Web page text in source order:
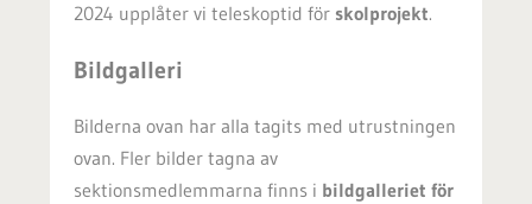
2024 upplåter vi teleskoptid för skolprojekt.
Bildgalleri
Bilderna ovan har alla tagits med utrustningen
ovan. Fler bilder tagna av
sektionsmedlemmarna finns i bildgalleriet för